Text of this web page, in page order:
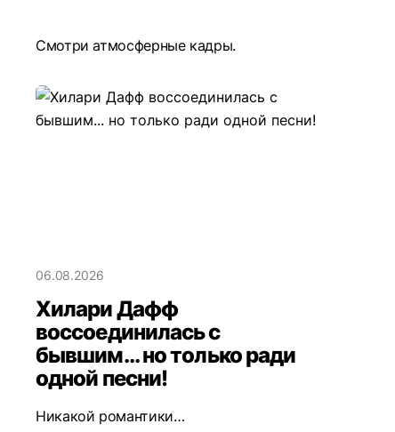
Смотри атмосферные кадры.
06.08.2026
Хилари Дафф
воссоединилась с
бывшим... но только ради
одной песни!
Никакой романтики…